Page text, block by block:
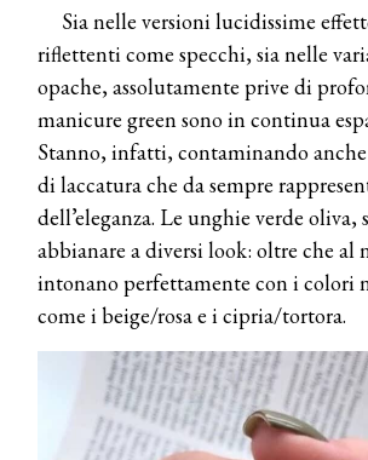
Sia nelle versioni lucidissime
riflettenti come specchi, sia nelle
opache, assolutamente prive di
manicure green sono in continua
Stanno, infatti, contaminando
di laccatura che da sempre
dell’eleganza. Le unghie verde oliva,
abbianare a diversi look: oltre che al
intonano perfettamente con i colori
come i beige/rosa e i cipria/tortora.